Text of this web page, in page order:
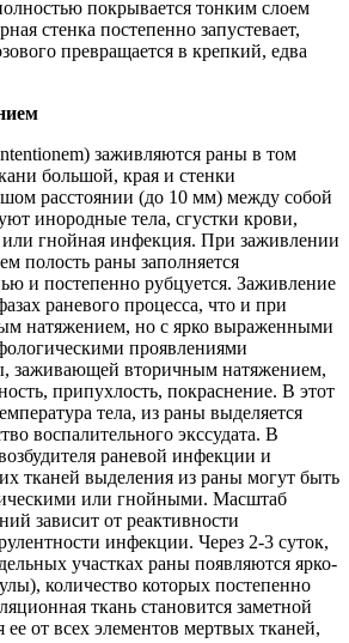
покрывается тонким слоем
стенка постепенно запустевает,
превращается в крепкий, едва
заживляются раны в том
большой, края и стенки
расстоянии (до 10 мм) между собой
инородные тела, сгустки крови,
или гнойная инфекция. При заживлении
полость раны заполняется
и постепенно рубцуется. Заживление
раневого процесса, что и при
натяжением, но с ярко выраженными
проявлениями
заживающей вторичным натяжением,
припухлость, покраснение. В этот
тела, из раны выделяется
воспалительного экссудата. В
раневой инфекции и
тканей выделения из раны могут быть
или гнойными. Масштаб
зависит от реактивности
инфекции. Через 2-3 суток,
участках раны появляются ярко-
количество которых постепенно
ткань становится заметной
от всех элементов мертвых тканей,